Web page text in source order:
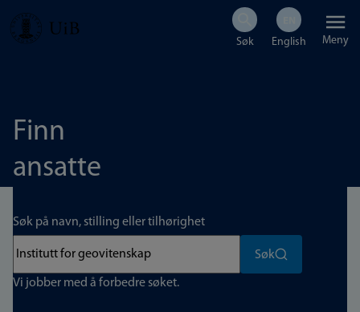
Hopp
Meny
Finn
ansatte
Søk på navn, stilling eller tilhørighet
Søk
Vi jobber med å forbedre søket.